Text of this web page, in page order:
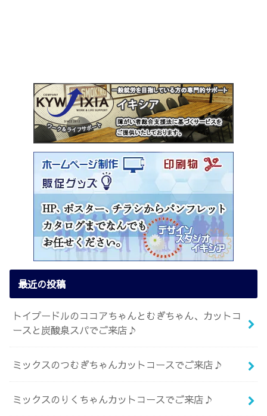
最近の投稿
トイプードルのココアちゃんとむぎちゃん、カットコ
ースと炭酸泉スパでご来店♪
ミックスのつむぎちゃんカットコースでご来店♪
ミックスのりくちゃんカットコースでご来店♪